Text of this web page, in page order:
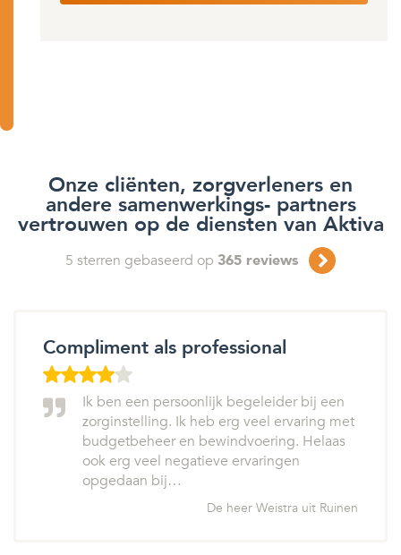
Onze cliënten, zorgverleners en
andere samenwerkings- partners
vertrouwen op de diensten van Aktiva
5 sterren gebaseerd op 365 reviews
Compliment als professional
Ik ben een persoonlijk begeleider bij een
zorginstelling. Ik heb erg veel ervaring met
budgetbeheer en bewindvoering. Helaas
ook erg veel negatieve ervaringen
opgedaan bij…
De heer Weistra uit Ruinen